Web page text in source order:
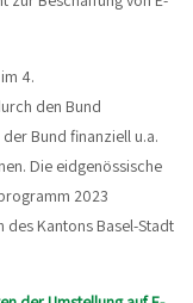
4.
den Bund
Bund finanziell u.a.
Die eidgenössische
2023
Kantons Basel-Stadt